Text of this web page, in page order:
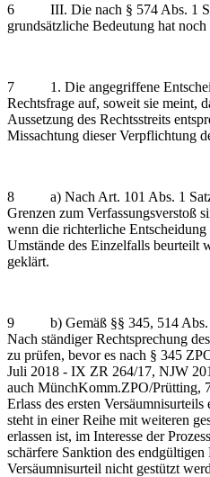
6 III. Die nach § 574 Abs. 1 Satz
grundsätzliche Bedeutung hat
7 1. Die angegriffene
Rechtsfrage auf, soweit sie meint,
Aussetzung des Rechtsstreits
Missachtung dieser Verpflichtung
8 a) Nach Art. 101 Abs. 1 Satz 2
Grenzen zum Verfassungsverstoß
wenn die richterliche
Umstände des Einzelfalls beurteilt
geklärt.
9 b) Gemäß §§ 345, 514 Abs. 2
Nach ständiger Rechtsprechung
zu prüfen, bevor es nach § 345
Juli 2018 - IX ZR 264/17, NJW
auch MünchKomm.ZPO/Prütting,
Erlass des ersten
steht in einer Reihe mit weiteren
erlassen ist, im Interesse der
schärfere Sanktion des
Versäumnisurteil nicht gestützt